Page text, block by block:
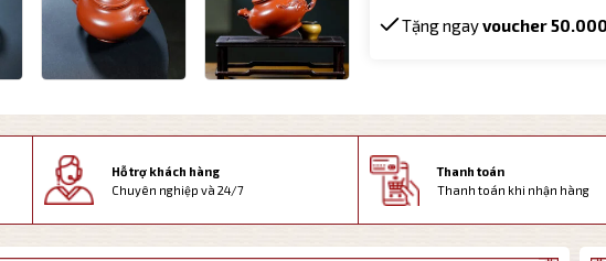
Tặng ngayvoucher
Hỗ trợ khách hàng
Chuyên nghiệp và 24/7
Thanh toán
Thanh toán khi nhận hàng